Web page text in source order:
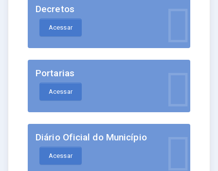
Decretos
Acessar
Portarias
Acessar
Diário Oficial do Município
Acessar